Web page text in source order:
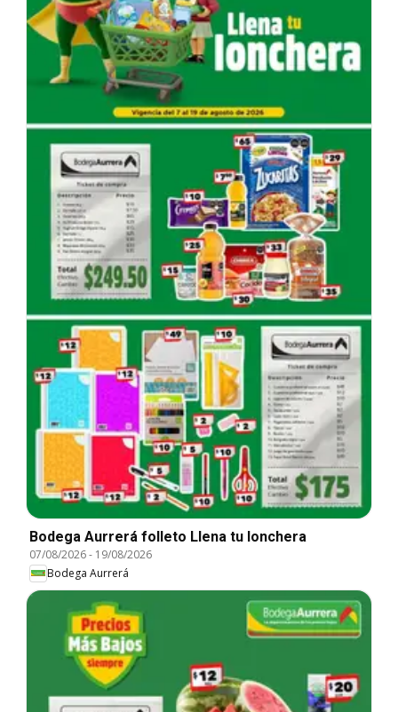
Bodega Aurrerá folleto Llena tu lonchera
07/08/2026- 19/08/2026
Bodega Aurrerá